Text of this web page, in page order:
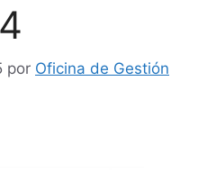
por Oficina de Gestión